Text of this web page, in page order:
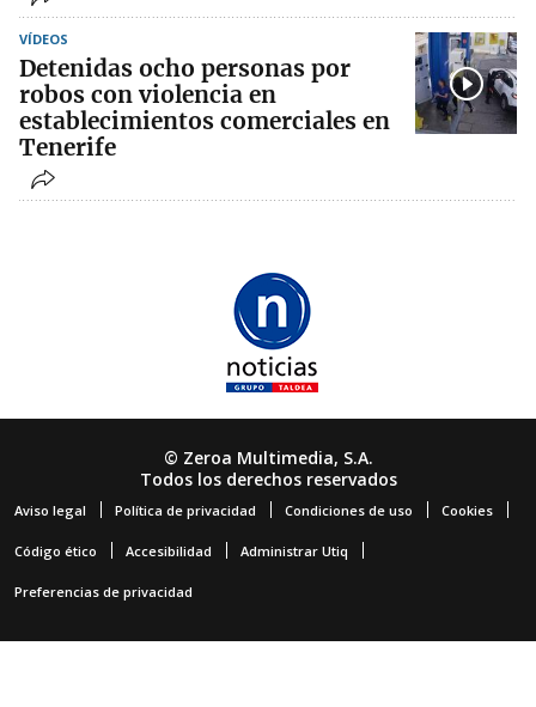
VÍDEOS
Detenidas ocho personas por
robos con violencia en
establecimientos comerciales en
Tenerife
© Zeroa Multimedia, S.A.
Todos los derechos reservados
Aviso legal Política de privacidad Condiciones de uso Cookies
Código ético Accesibilidad Administrar Utiq
Preferencias de privacidad